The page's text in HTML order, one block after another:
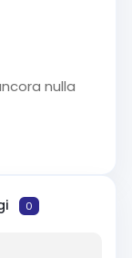
nulla
0